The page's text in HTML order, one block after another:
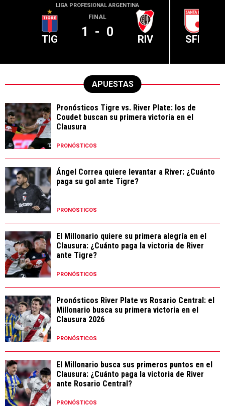
LIGA PROFESIONAL ARGENTINA
TIG
FINAL
1 - 0 RIV SFE
APUESTAS
Pronósticos Tigre vs. River Plate: los de
Coudet buscan su primera victoria en el
Clausura
PRONÓSTICOS
Ángel Correa quiere levantar a River: ¿Cuánto
paga su gol ante Tigre?
PRONÓSTICOS
El Millonario quiere su primera alegría en el
Clausura: ¿Cuánto paga la victoria de River
ante Tigre?
PRONÓSTICOS
Pronósticos River Plate vs Rosario Central: el
Millonario busca su primera victoria en el
Clausura 2026
PRONÓSTICOS
El Millonario busca sus primeros puntos en el
Clausura: ¿Cuánto paga la victoria de River
ante Rosario Central?
PRONÓSTICOS